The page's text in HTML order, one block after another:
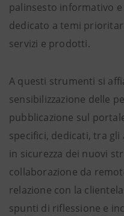
palinsesto informativo
dedicato a temi
servizi e prodotti.
A questi strumenti si
sensibilizzazione delle
pubblicazione sul
specifici, dedicati, tra gli
in sicurezza dei nuovi
collaborazione da
relazione con la
spunti di riflessione e